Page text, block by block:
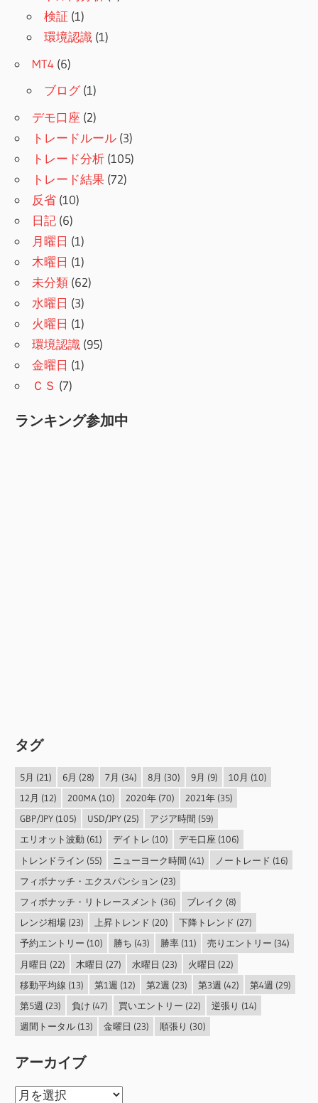
検証 (1)
環境認識 (1)
MT4 (6)
ブログ(1)
デモ口座 (2)
トレードルール (3)
トレード分析 (105)
トレード結果 (72)
反省 (10)
日記 (6)
月曜日 (1)
木曜日 (1)
未分類 (62)
水曜日 (3)
火曜日 (1)
環境認識 (95)
金曜日 (1)
ＣＳ (7)
ランキング参加中
タグ
5月 (21) 6月 (28) 7月 (34) 8月 (30) 9月 (9) 10月 (10)
12月 (12) 200MA (10) 2020年(70) 2021年(35)
GBP/JPY(105) USD/JPY(25) アジア時間 (59)
エリオット波動 (61) デイトレ (10) デモ口座 (106)
トレンドライン (55) ニューヨーク時間 (41) ノートレード (16)
フィボナッチ・エクスパンション (23)
フィボナッチ・リトレースメント (36) ブレイク (8)
レンジ相場(23) 上昇トレンド (20) 下降トレンド (27)
予約エントリー (10) 勝ち (43) 勝率(11) 売りエントリー (34)
月曜日 (22) 木曜日 (27) 水曜日 (23) 火曜日 (22)
移動平均線 (13) 第1週 (12) 第2週 (23) 第3週 (42) 第4週 (29)
第5週 (23) 負け (47) 買いエントリー (22) 逆張り (14)
週間トータル(13) 金曜日 (23) 順張り (30)
アーカイブ
ア